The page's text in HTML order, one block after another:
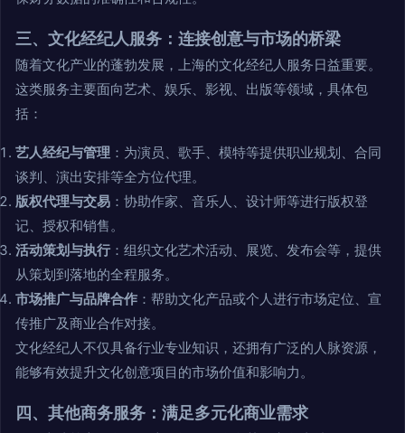
三、文化经纪人服务：连接创意与市场的桥梁
随着文化产业的蓬勃发展，上海的文化经纪人服务日益重要。
这类服务主要面向艺术、娱乐、影视、出版等领域，具体包
括：
艺人经纪与管理 ：为演员、歌手、模特等提供职业规划、合同
谈判、演出安排等全方位代理。
版权代理与交易 ：协助作家、音乐人、设计师等进行版权登
记、授权和销售。
活动策划与执行 ：组织文化艺术活动、展览、发布会等，提供
从策划到落地的全程服务。
市场推广与品牌合作 ：帮助文化产品或个人进行市场定位、宣
传推广及商业合作对接。
文化经纪人不仅具备行业专业知识，还拥有广泛的人脉资源，
能够有效提升文化创意项目的市场价值和影响力。
四、其他商务服务：满足多元化商业需求